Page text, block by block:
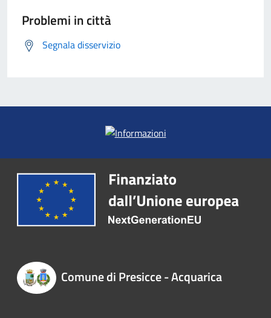
Problemi in città
Segnala disservizio
Comune di Presicce - Acquarica